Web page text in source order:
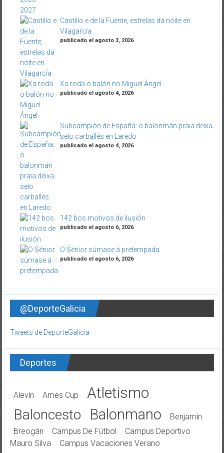
Castillo e de la Fuente, estrelas da noite en
Vilagarcía
publicado el agosto 3, 2026
Xa roda o balón no Miguel Ángel
publicado el agosto 4, 2026
Subcampión de España: o balonmán praia deixa
selo carballés en Laredo
publicado el agosto 4, 2026
142 bos motivos de ilusión
publicado el agosto 6, 2026
O Sénior súmase á pretempada
publicado el agosto 6, 2026
@DeporteGalicia
Tweets de DeporteGalicia
Deportes
Alevín Ames Cup Atletismo
Baloncesto Balonmano
Benjamín
Breogán
Campus De Fútbol
Campus Deportivo
Mauro Silva
Campus Vacaciones Verano